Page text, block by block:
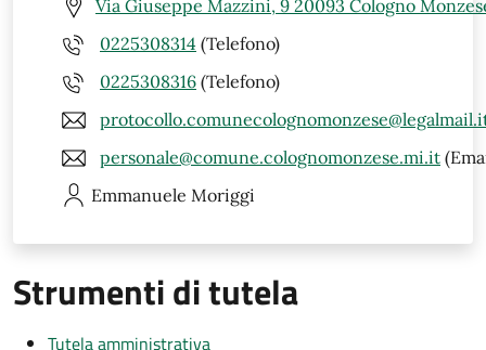
Via Giuseppe Mazzini, 9 20093 Cologno
0225308314 (Telefono)
0225308316 (Telefono)
personale@comune.colognomonzese.mi.it
Emmanuele Moriggi
Strumenti di tutela
Tutela amministrativa